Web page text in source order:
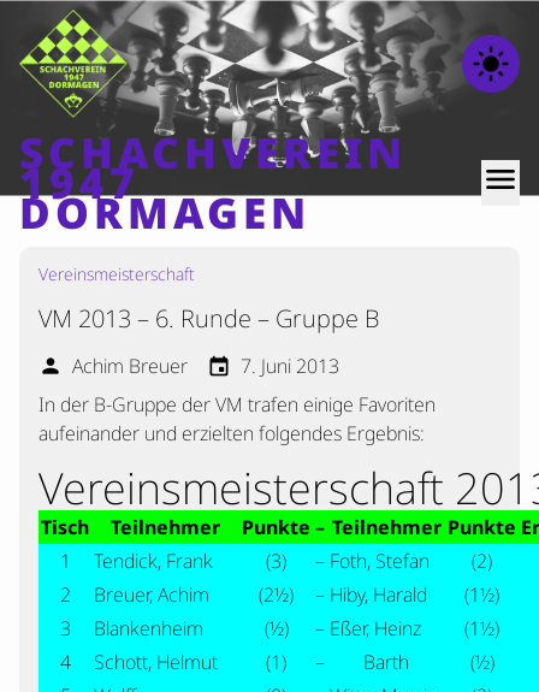
light_mode
SCHACHVEREIN
1947
DORMAGEN
menu
Home
Beiträge
Mannschaften
Ranglisten
Termine
Verschiedenes
Kontakt
Vereinsmeisterschaft
VM 2013 – 6. Runde – Gruppe B
person Achim Breuer event 7. Juni 2013
In der B-Gruppe der VM trafen einige Favoriten
aufeinander und erzielten folgendes Ergebnis:
Vereinsmeisterschaft
Tisch Teilnehmer Punkte – Teilnehmer Punkte
1
Tendick, Frank (3) – Foth, Stefan (2)
2
Breuer, Achim (2½) – Hiby, Harald (1½)
3
Blankenheim (½) – Eßer, Heinz
(1½)
4
Schott, Helmut (1) – Barth
(½)